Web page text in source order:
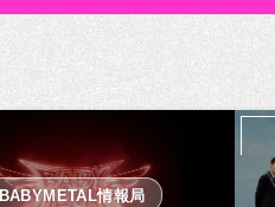
BABYMETAL情報局